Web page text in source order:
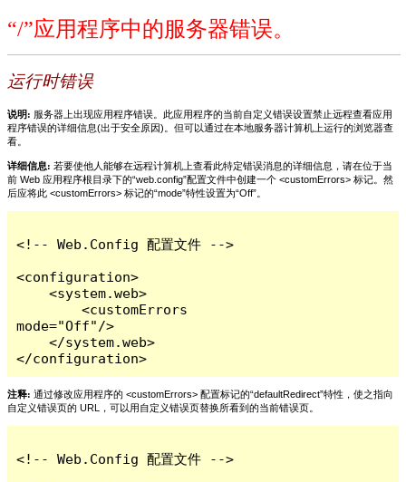
“/”应用程序中的服务器错误。
运行时错误
说明: 服务器上出现应用程序错误。此应用程序的当前自定义错误设置禁止远程查看应用
程序错误的详细信息(出于安全原因)。但可以通过在本地服务器计算机上运行的浏览器查
看。
详细信息: 若要使他人能够在远程计算机上查看此特定错误消息的详细信息，请在位于当
前 Web 应用程序根目录下的“web.config”配置文件中创建一个 <customErrors> 标记。然
后应将此 <customErrors> 标记的“mode”特性设置为“Off”。
<!-- Web.Config 配置文件 -->
<configuration>
    <system.web>
        <customErrors
mode="Off"/>
    </system.web>
</configuration>
注释: 通过修改应用程序的 <customErrors> 配置标记的“defaultRedirect”特性，使之指向
自定义错误页的 URL，可以用自定义错误页替换所看到的当前错误页。
<!-- Web.Config 配置文件 -->